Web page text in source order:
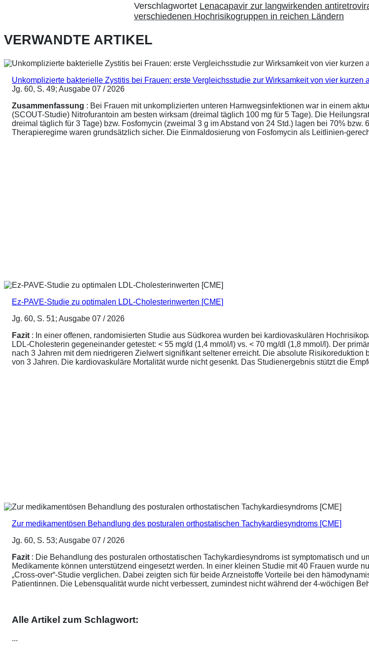
Verschlagwortet Lenacapavir zur langwirkenden
verschiedenen Hochrisikogruppen in reichen Ländern
VERWANDTE ARTIKEL
Unkomplizierte bakterielle Zystitis bei Frauen: erste Vergleichsstudie zur Wirksamkeit von vier kurzen
Jg. 60, S. 49; Ausgabe 07 / 2026
Zusammenfassung : Bei Frauen mit unkomplizierten unteren Harnwegsinfektionen war in einem
(SCOUT-Studie) Nitrofurantoin am besten wirksam (dreimal täglich 100 mg für 5 Tage). Die
dreimal täglich für 3 Tage) bzw. Fosfomycin (zweimal 3 g im Abstand von 24 Std.) lagen bei 70%
Therapieregime waren grundsätzlich sicher. Die Einmaldosierung von Fosfomycin als Leitlinien-
Ez-PAVE-Studie zu optimalen LDL-Cholesterinwerten [CME]
Jg. 60, S. 51; Ausgabe 07 / 2026
Fazit : In einer offenen, randomisierten Studie aus Südkorea wurden bei kardiovaskulären
LDL-Cholesterin gegeneinander getestet: < 55 mg/d (1,4 mmol/l) vs. < 70 mg/dl (1,8 mmol/l). Der
nach 3 Jahren mit dem niedrigeren Zielwert signifikant seltener erreicht. Die absolute Risikoreduktion
von 3 Jahren. Die kardiovaskuläre Mortalität wurde nicht gesenkt. Das Studienergebnis stützt die
Zur medikamentösen Behandlung des posturalen orthostatischen Tachykardiesyndroms [CME]
Jg. 60, S. 53; Ausgabe 07 / 2026
Fazit : Die Behandlung des posturalen orthostatischen Tachykardiesyndroms ist symptomatisch und
Medikamente können unterstützend eingesetzt werden. In einer kleinen Studie mit 40 Frauen wurde
„Cross-over“-Studie verglichen. Dabei zeigten sich für beide Arzneistoffe Vorteile bei den
Patientinnen. Die Lebensqualität wurde nicht verbessert, zumindest nicht während der 4-wöchigen
Alle Artikel zum Schlagwort:
...